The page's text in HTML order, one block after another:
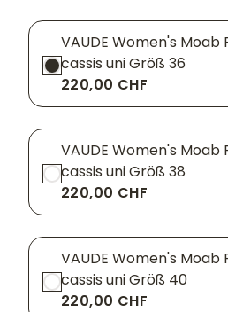
VAUDE Women's Moab
cassis uni Größ 36
220,00 CHF
VAUDE Women's Moab
cassis uni Größ 38
220,00 CHF
VAUDE Women's Moab
cassis uni Größ 40
220,00 CHF